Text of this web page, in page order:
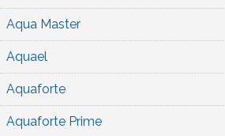
Aqua Master
Aquael
Aquaforte
Aquaforte Prime